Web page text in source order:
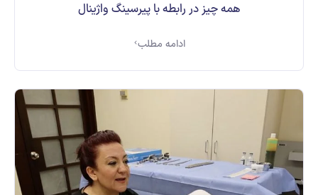
همه چیز در رابطه با پیرسینگ واژینال
ادامه مطلب